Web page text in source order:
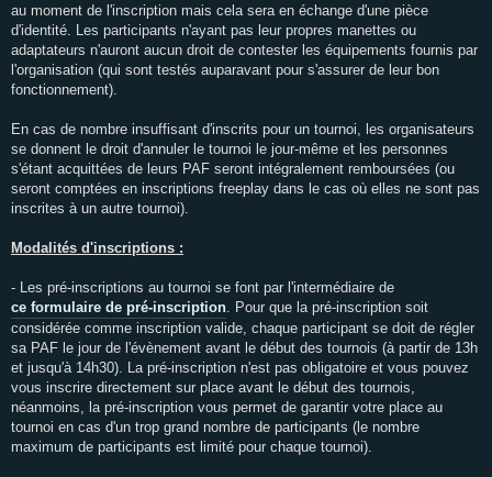
au moment de l'inscription mais cela sera en échange d'une pièce
d'identité. Les participants n'ayant pas leur propres manettes ou
adaptateurs n'auront aucun droit de contester les équipements fournis par
l'organisation (qui sont testés auparavant pour s'assurer de leur bon
fonctionnement).
En cas de nombre insuffisant d'inscrits pour un tournoi, les organisateurs
se donnent le droit d'annuler le tournoi le jour-même et les personnes
s'étant acquittées de leurs PAF seront intégralement remboursées (ou
seront comptées en inscriptions freeplay dans le cas où elles ne sont pas
inscrites à un autre tournoi).
Modalités d'inscriptions :
- Les pré-inscriptions au tournoi se font par l'intermédiaire de
ce formulaire de pré-inscription . Pour que la pré-inscription soit
considérée comme inscription valide, chaque participant se doit de régler
sa PAF le jour de l'évènement avant le début des tournois (à partir de 13h
et jusqu'à 14h30). La pré-inscription n'est pas obligatoire et vous pouvez
vous inscrire directement sur place avant le début des tournois,
néanmoins, la pré-inscription vous permet de garantir votre place au
tournoi en cas d'un trop grand nombre de participants (le nombre
maximum de participants est limité pour chaque tournoi).